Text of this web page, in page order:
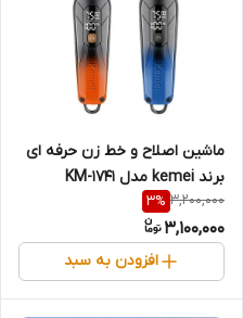
ماشین اصلاح و خط زن حرفه ای
برند kemei مدل KM-1741
(قسطی)
3,200,000
3%
3,100,000
افزودن به سبد